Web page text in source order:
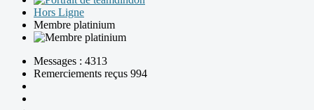
Hors Ligne
Membre platinium
Messages : 4313
Remerciements reçus 994